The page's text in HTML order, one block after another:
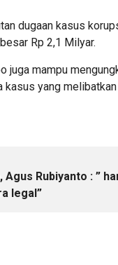
dugaan kasus
Rp 2,1 Milyar.
juga mampu
yang
Agus Rubiyanto : ”
legal”